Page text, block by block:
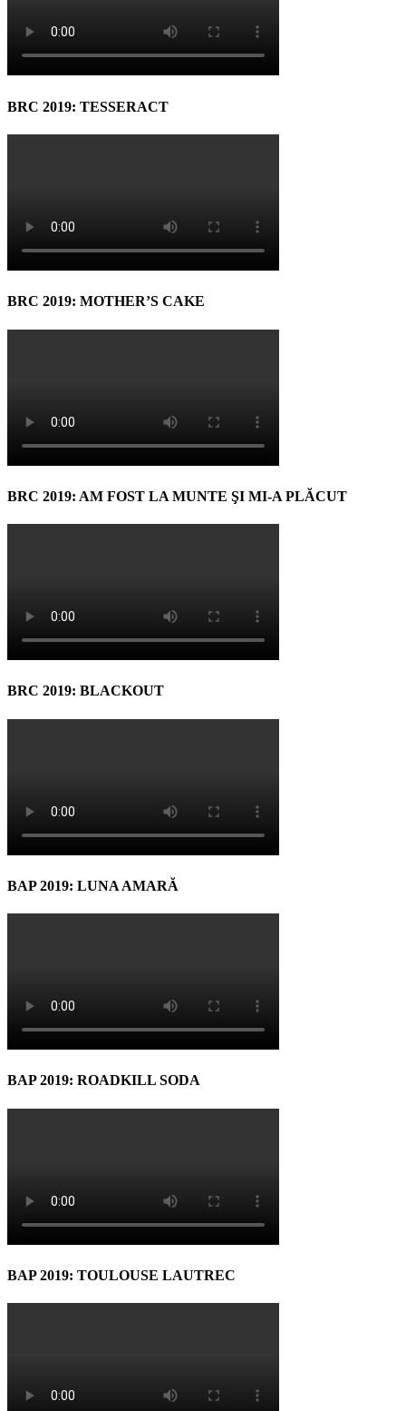
BRC 2019: TESSERACT
BRC 2019: MOTHER’S CAKE
BRC 2019: AM FOST LA MUNTE ŞI MI-A PLĂCUT
BRC 2019: BLACKOUT
BAP 2019: LUNA AMARĂ
BAP 2019: ROADKILL SODA
BAP 2019: TOULOUSE LAUTREC